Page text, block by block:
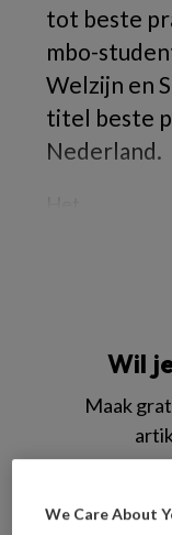
tot beste
mbo-
Welzijn en
titel beste
Nederland.
Wil
Maak
We Care About